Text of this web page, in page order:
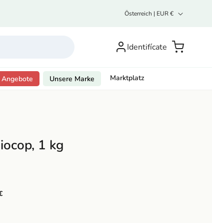
/
g
Österreich | EUR €
Identifícate
sesión o
Carrito
Angebote Unsere Marke Marktplatz
1 kg